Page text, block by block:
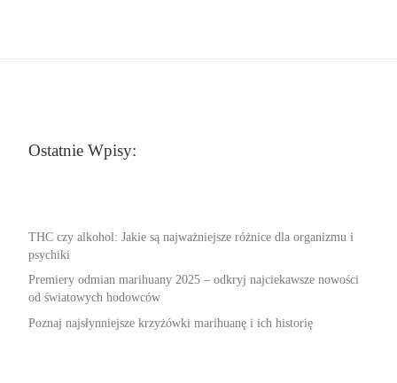
Ostatnie Wpisy:
THC czy alkohol: Jakie są najważniejsze różnice dla organizmu i
psychiki
Premiery odmian marihuany 2025 – odkryj najciekawsze nowości
od światowych hodowców
Poznaj najsłynniejsze krzyżówki marihuanę i ich historię